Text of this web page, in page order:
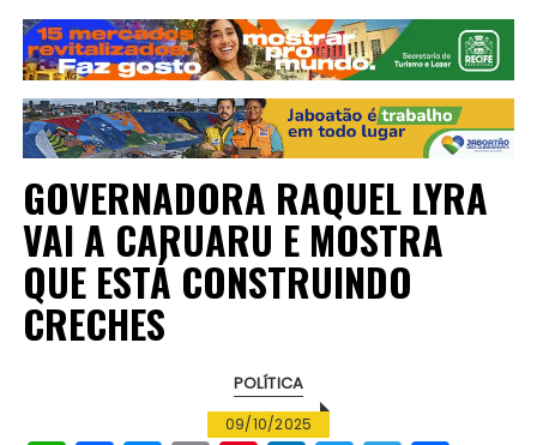
GOVERNADORA RAQUEL LYRA
VAI A CARUARU E MOSTRA
QUE ESTÁ CONSTRUINDO
CRECHES
POLÍTICA
09/10/2025